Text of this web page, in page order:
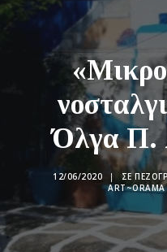
ΤΕΧΝΗ~ΛΟΓΙΟΝ –
ΑΠΟΔΕΛΤΙΩΣΗ
BLOG
ΣΥΝΤΑΚΤΙΚΗ ΟΜΑΔΑ
ΕΠΙΚΟΙΝΩΝΙΑ
ΑΝΑΖΉΤΗΣΗ
Όλγα Π.
12/06/2020 | ΣΕ
ART~ORAMA